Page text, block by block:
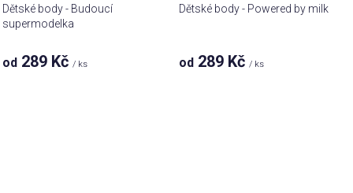
Dětské body - Budoucí
supermodelka
od 289 Kč / ks
Dětské body - Powered by milk
od 289 Kč / ks